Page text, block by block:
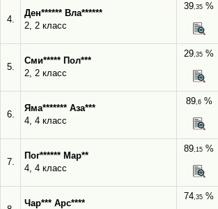
4.
Ден****** Вла******
2, 2 класс
39,35 %
5.
Сми***** Пол***
2, 2 класс
29,35 %
6.
Яма******* Аза***
4, 4 класс
89,6%
7.
Пог****** Мар**
4, 4 класс
89,15 %
Чар*** Арс****
74,35 %